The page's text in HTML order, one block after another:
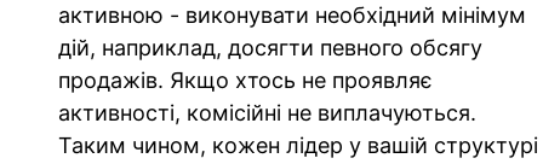
активною - виконувати необхідний мінімум
дій, наприклад, досягти певного обсягу
продажів. Якщо хтось не проявляє
активності, комісійні не виплачуються.
Таким чином, кожен лідер у вашій структурі